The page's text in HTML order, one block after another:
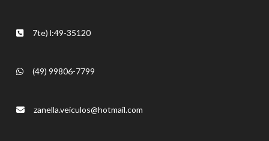
7te) l:49-35120
(49) 99806-7799
zanella.veiculos@hotmail.com